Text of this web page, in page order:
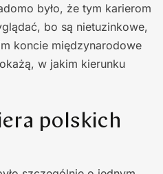
było, że tym karierom
bo są nietuzinkowe,
koncie międzynarodowe
w jakim kierunku
polskich